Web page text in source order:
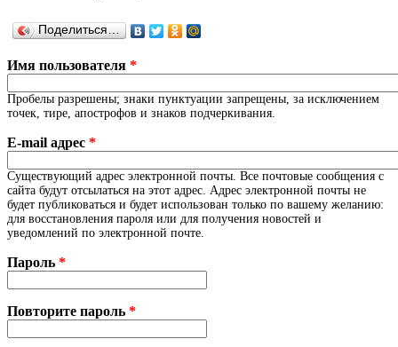
Поделиться…
Имя пользователя *
Пробелы разрешены; знаки пунктуации запрещены, за исключением
точек, тире, апострофов и знаков подчеркивания.
E-mail адрес *
Существующий адрес электронной почты. Все почтовые сообщения с
сайта будут отсылаться на этот адрес. Адрес электронной почты не
будет публиковаться и будет использован только по вашему желанию:
для восстановления пароля или для получения новостей и
уведомлений по электронной почте.
Пароль *
Повторите пароль *